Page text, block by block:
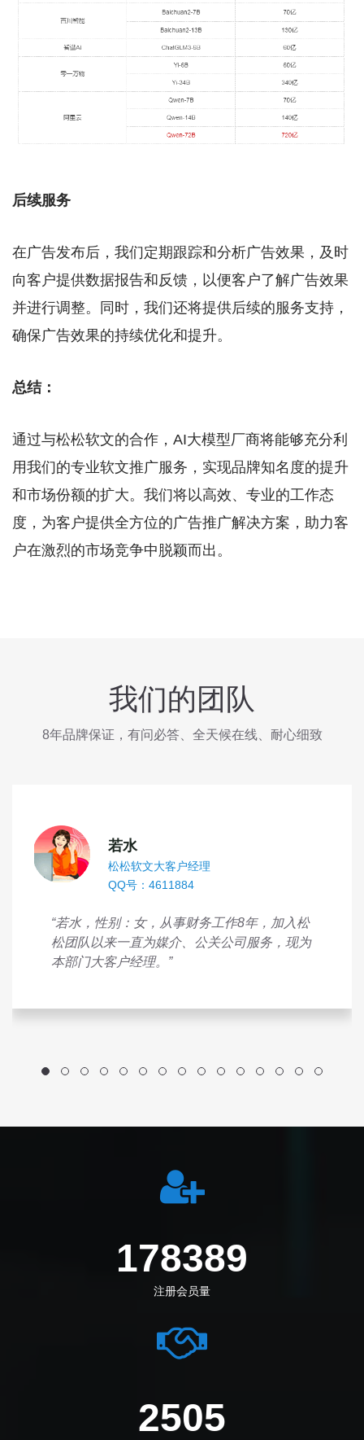
后续服务
在广告发布后，我们定期跟踪和分析广告效果，及时
向客户提供数据报告和反馈，以便客户了解广告效果
并进行调整。同时，我们还将提供后续的服务支持，
确保广告效果的持续优化和提升。
总结：
通过与松松软文的合作，AI大模型厂商将能够充分利
用我们的专业软文推广服务，实现品牌知名度的提升
和市场份额的扩大。我们将以高效、专业的工作态
度，为客户提供全方位的广告推广解决方案，助力客
户在激烈的市场竞争中脱颖而出。
我们的团队
8年品牌保证，有问必答、全天候在线、耐心细致
若水
松松软文大客户经理
QQ号：4611884
“若水，性别：女，从事财务工作8年，加入松
松团队以来一直为媒介、公关公司服务，现为
本部门大客户经理。”
198972
注册会员量
2794